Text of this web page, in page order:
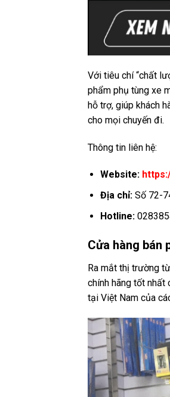
Với tiêu chí “chất
phẩm phụ tùng xe
hỗ trợ, giúp khách
cho mọi chuyến đi.
Thông tin liên hệ:
Website:
Địa chỉ:Số 72-
Hotline:
Cửa hàng bán
Ra mắt thị trường
chính hãng tốt nhất
tại Việt Nam của